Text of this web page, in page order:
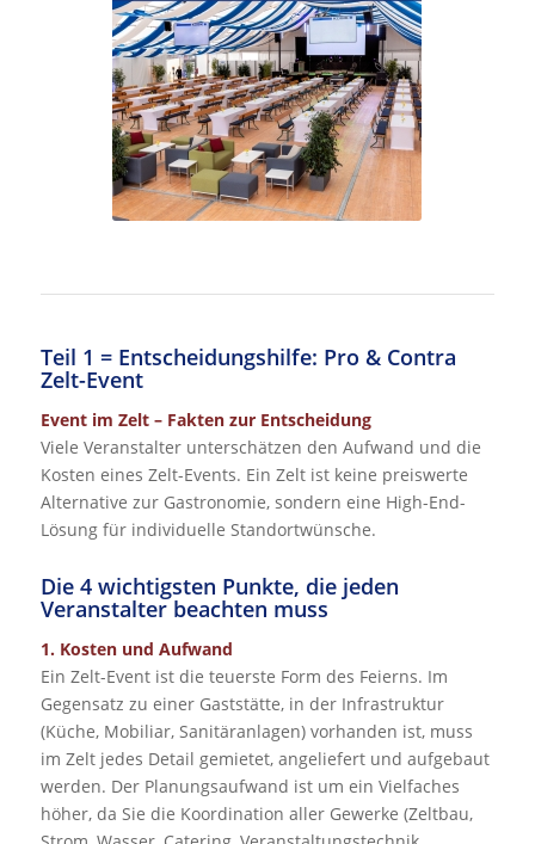
Teil 1 = Entscheidungshilfe: Pro & Contra
Zelt-Event
Event im Zelt – Fakten zur Entscheidung
Viele Veranstalter unterschätzen den Aufwand und die
Kosten eines Zelt-Events. Ein Zelt ist keine preiswerte
Alternative zur Gastronomie, sondern eine High-End-
Lösung für individuelle Standortwünsche.
Die 4 wichtigsten Punkte, die jeden
Veranstalter beachten muss
1. Kosten und Aufwand
Ein Zelt-Event ist die teuerste Form des Feierns. Im
Gegensatz zu einer Gaststätte, in der Infrastruktur
(Küche, Mobiliar, Sanitäranlagen) vorhanden ist, muss
im Zelt jedes Detail gemietet, angeliefert und aufgebaut
werden. Der Planungsaufwand ist um ein Vielfaches
höher, da Sie die Koordination aller Gewerke (Zeltbau,